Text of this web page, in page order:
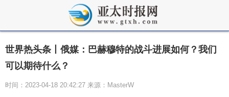
世界热头条丨俄媒：巴赫穆特的战斗进展如何？我们
可以期待什么？
时间：2023-04-18 20:42:27 来源：MasterW